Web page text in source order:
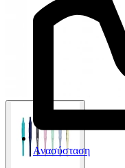
Ανασύσταση